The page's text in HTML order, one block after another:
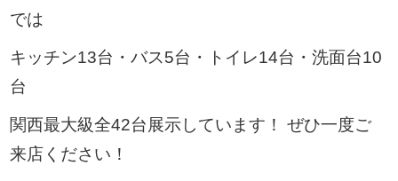
では
キッチン13台・バス5台・トイレ14台・洗面台10
台
関西最大級全42台展示しています！ ぜひ一度ご
来店ください！